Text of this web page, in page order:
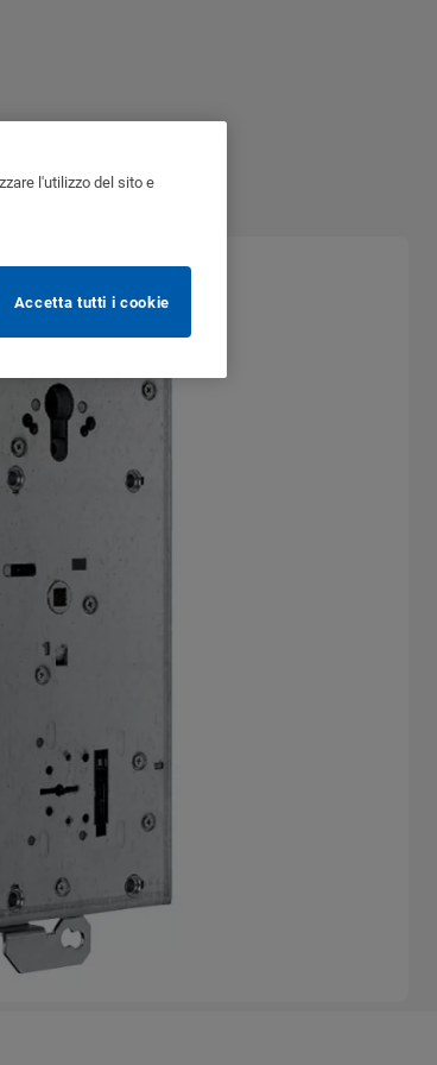
l'utilizzo del sito e
Accetta tutti i cookie